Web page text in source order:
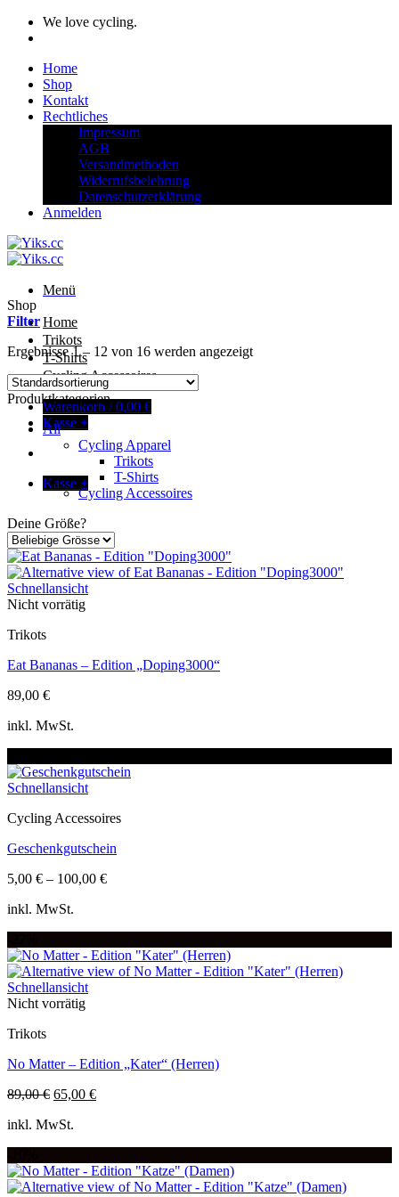
Zum
Inhalt
We love cycling.
Home
Shop
Kontakt
Rechtliches
Impressum
AGB
Versandmethoden
Widerrufsbelehrung
Datenschutzerklärung
Anmelden
Menü
Home
Trikots
T-Shirts
Cycling Accessoires
Warenkorb /0,00 €
Kasse +
Kasse +
Shop
Filter
Ergebnisse 1 – 12 von 16 werden angezeigt
Produktkategorien
All
Cycling Apparel
Trikots
T-Shirts
Cycling Accessoires
Deine Größe?
Schnellansicht
Nicht vorrätig
Trikots
Eat Bananas – Edition „Doping3000“
89,00 €
Produkt
Varianten
auf.
Optionen
auf
der
Produktseite
gewählt
werden
inkl. MwSt.
Schnellansicht
Cycling Accessoires
Geschenkgutschein
5,00 € – 100,00 €
Produkt
Varianten
auf.
Die
Optionen
auf
Produktseite
gewählt
werden
inkl. MwSt.
Schnellansicht
Nicht vorrätig
Trikots
No Matter – Edition „Kater“ (Herren)
89,00€ Ursprünglicher
war:
65,00 €Aktueller
Produkt
Varianten
auf.
inkl. MwSt.